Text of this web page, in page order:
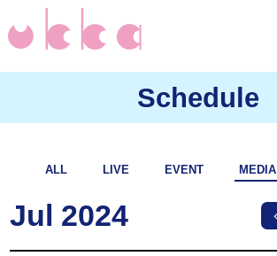
Schedule
ALL LIVE EVENT MEDIA
Jul 2024